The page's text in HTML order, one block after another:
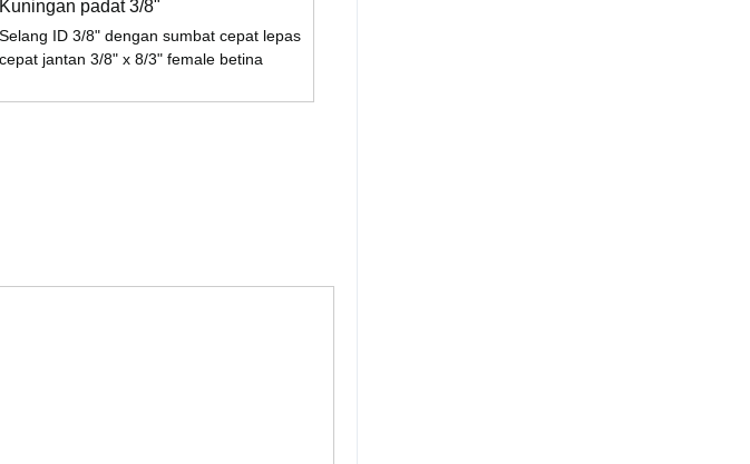
Kuningan padat 3/8"
Selang ID 3/8" dengan sumbat cepat lepas
cepat jantan 3/8" x 8/3" female betina